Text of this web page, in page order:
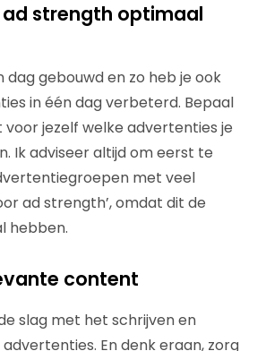
ad strength optimaal
dag gebouwd en zo heb je ook
in één dag verbeterd. Bepaal
jezelf welke advertenties je
Ik adviseer altijd om eerst te
met veel
ad strength’, omdat dit de
hebben.
content
slag met het schrijven en
En denk eraan, zorg